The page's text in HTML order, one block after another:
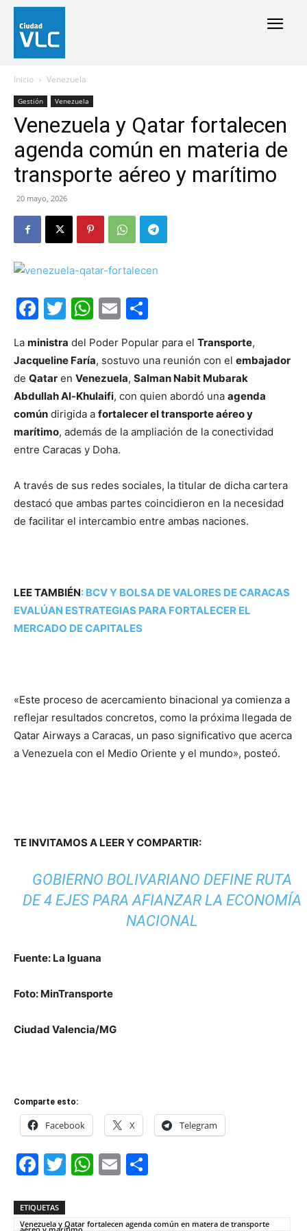
Inicio Venezuela
Gestión Venezuela
Venezuela y Qatar fortalecen
agenda común en materia de
transporte aéreo y marítimo
20 mayo, 2026
Facebook
Twitter
WhatsApp
Email
La ministra del Poder Popular para el Transporte,
Jacqueline Faría, sostuvo una reunión con el embajador
de Qatar en Venezuela, Salman Nabit Mubarak
Abdullah Al-Khulaifi, con quien abordó una agenda
común dirigida a fortalecer el transporte aéreo y
marítimo, además de la ampliación de la conectividad
entre Caracas y Doha.
A través de sus redes sociales, la titular de dicha cartera
destacó que ambas partes coincidieron en la necesidad
de facilitar el intercambio entre ambas naciones.
LEE TAMBIÉN: BCV Y BOLSA DE VALORES DE CARACAS
EVALÚAN ESTRATEGIAS PARA FORTALECER EL
MERCADO DE CAPITALES
«Este proceso de acercamiento binacional ya comienza a
reflejar resultados concretos, como la próxima llegada de
Qatar Airways a Caracas, un paso significativo que acerca
a Venezuela con el Medio Oriente y el mundo», posteó.
TE INVITAMOS A LEER Y COMPARTIR:
GOBIERNO BOLIVARIANO DEFINE RUTA
DE 4 EJES PARA AFIANZAR LA ECONOMÍA
NACIONAL
Fuente: La Iguana
Foto: MinTransporte
Ciudad Valencia/MG
Comparte esto:
Facebook X Telegram
Facebook
Twitter
WhatsApp
Email
ETIQUETAS
Venezuela y Qatar fortalecen agenda común en matera de transporte